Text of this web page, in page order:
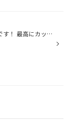
ななんと～！ＢＢＳ装着です！ 最高にカックイイ～(^O^)／＆クールです(*^^)v 社外アルミを装着した Ｎ ＯＮＥ 正直・・・初めて見ました(^_^;) Ｎ ＯＮＥユーザーの皆様～ タイヤ館で個性豊かに愛車のイメチェンしませんか～(^_-)-☆